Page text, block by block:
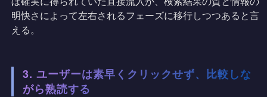
明快さによって左右されるフェーズに移行しつつあると言
える。
3. ユーザーは素早くクリックせず、比較しな
がら熟読する